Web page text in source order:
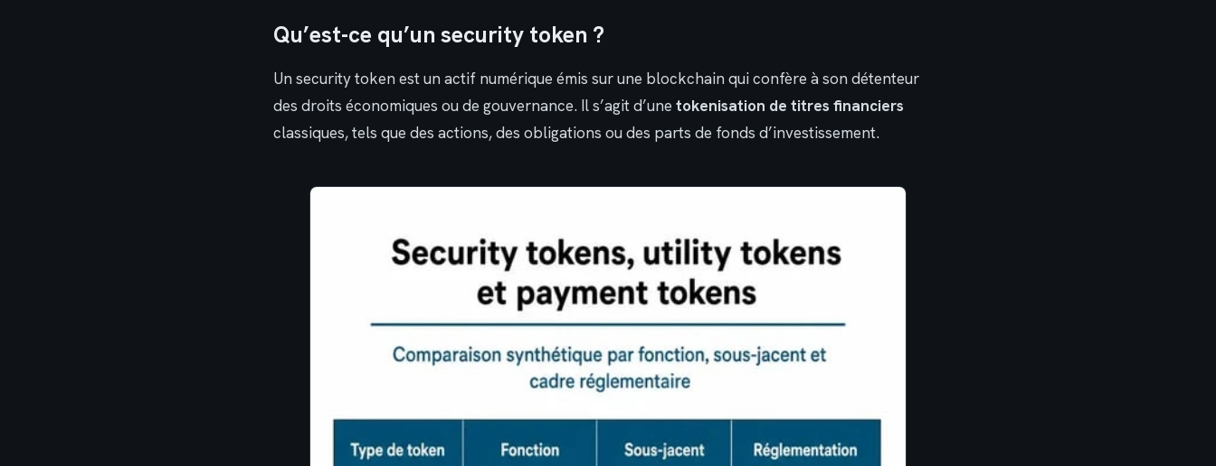
Qu’est-ce qu’un security token ?
Un security token est un actif numérique émis sur une blockchain qui confère à son détenteur
des droits économiques ou de gouvernance. Il s’agit d’une tokenisation de titres financiers
classiques, tels que des actions, des obligations ou des parts de fonds d’investissement.